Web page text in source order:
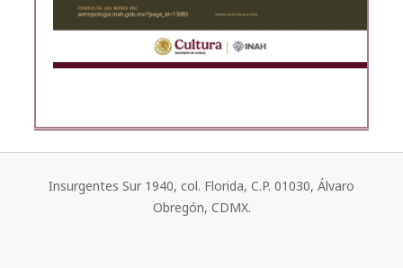
Insurgentes Sur 1940, col. Florida, C.P. 01030, Álvaro
Obregón, CDMX.